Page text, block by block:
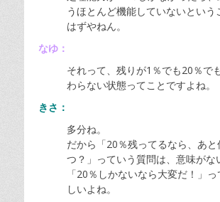
うほとんど機能していないという
はずやねん。
なゆ：
それって、残りが1％でも20％で
わらない状態ってことですよね。
きさ：
多分ね。
だから「20％残ってるなら、あ
つ？」っていう質問は、意味がな
「20％しかないなら大変だ！」
しいよね。